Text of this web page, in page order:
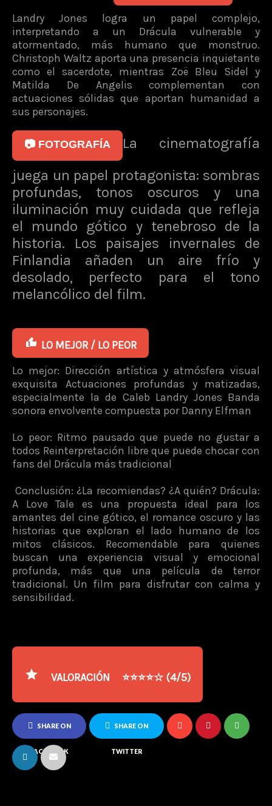
Landry Jones logra un papel complejo,
interpretando a un Drácula vulnerable y
atormentado, más humano que monstruo.
Christoph Waltz aporta una presencia inquietante
como el sacerdote, mientras Zoë Bleu Sidel y
Matilda De Angelis complementan con
actuaciones sólidas que aportan humanidad a
sus personajes.
📷 FOTOGRAFÍA
La cinematografía
juega un papel protagonista: sombras
profundas, tonos oscuros y una
iluminación muy cuidada que refleja
el mundo gótico y tenebroso de la
historia. Los paisajes invernales de
Finlandia añaden un aire frío y
desolado, perfecto para el tono
melancólico del film.
LO MEJOR / LO PEOR
Lo mejor: Dirección artística y atmósfera visual
exquisita Actuaciones profundas y matizadas,
especialmente la de Caleb Landry Jones Banda
sonora envolvente compuesta por Danny Elfman
Lo peor: Ritmo pausado que puede no gustar a
todos Reinterpretación libre que puede chocar con
fans del Drácula más tradicional
Conclusión: ¿La recomiendas? ¿A quién? Drácula:
A Love Tale es una propuesta ideal para los
amantes del cine gótico, el romance oscuro y las
historias que exploran el lado humano de los
mitos clásicos. Recomendable para quienes
buscan una experiencia visual y emocional
profunda, más que una película de terror
tradicional. Un film para disfrutar con calma y
sensibilidad.
VALORACIÓN ⭐⭐⭐⭐☆ (4/5)
SHARE ON
FACEBOOK
SHARE ON
TWITTER